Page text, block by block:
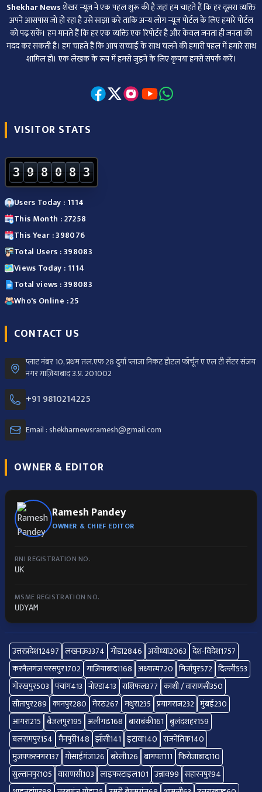
Shekhar Newsशेखर न्‍यूज ने एक पहल शुरू की है जहां हम चाहते हैं कि हर दूसरा व्‍यक्ति
अपने आसपास जो हो रहा है उसे साझा करे ताकि अन्‍य लोग न्‍यूज पोर्टल के लिए हमारे पोर्टल
को पढ़ सकें। हम मानते हैं कि हर एक व्यक्ति एक रिपोर्टर है और केवल जनता ही जनता की
मदद कर सकती है। हम चाहते हैं कि आप सच्चाई के साथ चलने की हमारी पहल में हमारे साथ
शामिल हों। एक लेखक के रूप में हमसे जुड़ने के लिए कृपया हमसे संपर्क करें।
VISITOR STATS
3 9 8 0 8 3
Users Today : 1114
This Month : 27258
This Year : 398076
Total Users : 398083
Views Today : 1114
Total views : 398083
Who's Online : 25
CONTACT US
प्लाट नंबर 10, प्रथम तल.एफ 28 दुर्गा प्लाजा निकट होटल फॉर्चून ए एल टी सेंटर संजय
नगर ग़ाज़ियाबाद उ.प्र. 201002
+91 9810214225
Email : shekharnewsramesh@gmail.com
OWNER & EDITOR
Ramesh Pandey
OWNER & CHIEF EDITOR
RNI REGISTRATION NO.
UK
MSME REGISTRATION NO.
UDYAM
उत्तरप्रदेश12497 लखनऊ3374 गोंडा2846 अयोध्या2063 देश-विदेश1757
करनैलगंज परसपुर1702 गाज़ियाबाद1168 अध्यात्म720 मिर्जापुर572 दिल्ली553
गोरखपुर503 पंचांग413 नोएडा413 राशिफल377 काशी / वाराणसी350
सीतापुर289 कानपुर280 मेरठ267 मथुरा235 प्रयागराज232 मुंबई230
आगरा215 बैजलपुर195 अलीगढ168 बाराबंकी161 बुलंदशहर159
बलरामपुर154 मैनपुरी148 झाँसी141 इटावा140 राजनेतिक140
मुजफ्फरनगर137 गोसाईंगंज126 बरेली126 बागपत111 फिरोजाबाद110
सुल्तानपुर105 वाराणसी103 लाइफस्टाइल101 उन्नाव99 सहारनपुर94